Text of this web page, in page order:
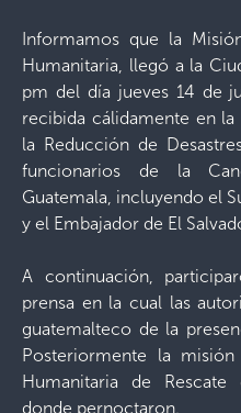
Informamos que la
Humanitaria, llegó a la
pm del día jueves 14 de
recibida cálidamente en
la Reducción de
funcionarios de la
Guatemala, incluyendo el
y el Embajador de El
A continuación,
prensa en la cual las
guatemalteco de la
Posteriormente la
Humanitaria de
donde pernoctaron.